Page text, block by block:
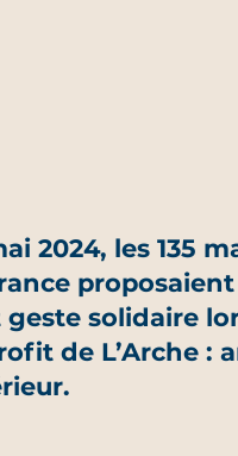
2024, les 135
solidaire
de L’Arche :